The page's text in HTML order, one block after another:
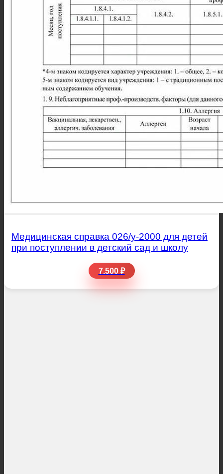
Медицинская справка 026/у-2000 для детей
при поступлении в детский сад и школу
7.500 ₽